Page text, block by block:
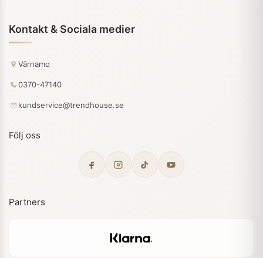
Kontakt & Sociala medier
Värnamo
0370-47140
kundservice@trendhouse.se
Följ oss
Partners